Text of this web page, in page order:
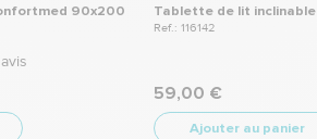
90x200
avis
Tablette de lit inclinable
Ref.: 116142
59,00 €
Ajouter au panier